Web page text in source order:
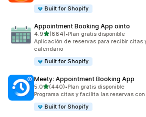
Built for Shopify
Appointment Booking App ointo
4.9de 5 estrellas
(884)
884 reseñas en total
•Plan gratis disponible
Aplicación de reservas para recibir citas
calendario
Built for Shopify
Meety: Appointment Booking App
5.0de 5 estrellas
(440)
440 reseñas en total
•Plan gratis disponible
Programa citas y facilita las reservas
Built for Shopify